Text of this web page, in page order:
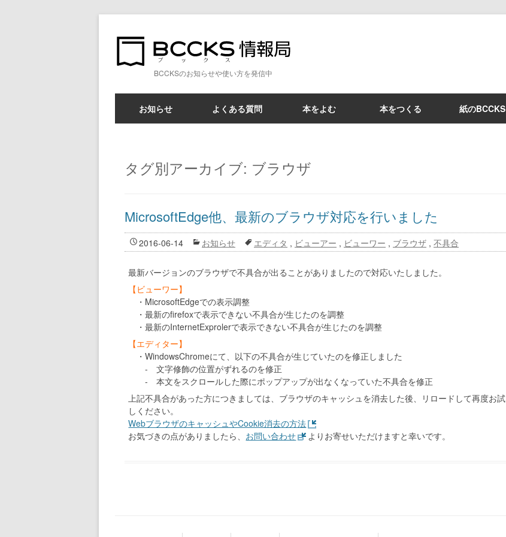
BCCKSのお知らせや使い方を発信中
お知らせ よくある質問 本をよむ 本をつくる 紙のBCCKS
タグ別アーカイブ: ブラウザ
MicrosoftEdge他、最新のブラウザ対応を行いました
2016-06-14 お知らせ エディタ , ビューアー , ビューワー , ブラウザ , 不具合
最新バージョンのブラウザで不具合が出ることがありましたので対応いたしました。
【ビューワー】
・MicrosoftEdgeでの表示調整
・最新のfirefoxで表示できない不具合が生じたのを調整
・最新のInternetExprolerで表示できない不具合が生じたのを調整
【エディター】
・WindowsChromeにて、以下の不具合が生じていたのを修正しました
- 文字修飾の位置がずれるのを修正
- 本文をスクロールした際にポップアップが出なくなっていた不具合を修正
上記不具合があった方につきましては、ブラウザのキャッシュを消去した後、リロードして再度お試
しください。
WebブラウザのキャッシュやCookie消去の方法
お気づきの点がありましたら、 お問い合わせ よりお寄せいただけますと幸いです。